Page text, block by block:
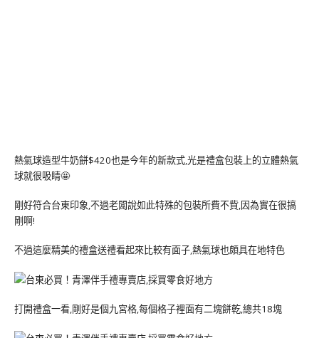
熱氣球造型牛奶餅$420也是今年的新款式,光是禮盒包裝上的立體熱氣
球就很吸睛🤩
剛好符合台東印象,不過老闆說如此特殊的包裝所費不貲,因為實在很搞
剛啊!
不過這麼精美的禮盒送禮看起來比較有面子,熱氣球也頗具在地特色
打開禮盒一看,剛好是個九宮格,每個格子裡面有二塊餅乾,總共18塊